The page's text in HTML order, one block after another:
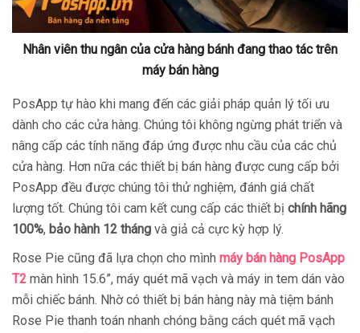
Nhân viên thu ngân của cửa hàng bánh đang thao tác trên
máy bán hàng
PosApp tự hào khi mang đến các giải pháp quản lý tối ưu
dành cho các cửa hàng. Chúng tôi không ngừng phát triển và
nâng cấp các tính năng đáp ứng được nhu cầu của các chủ
cửa hàng. Hơn nữa các thiết bị bán hàng được cung cấp bởi
PosApp đều được chúng tôi thử nghiệm, đánh giá chất
lượng tốt. Chúng tôi cam kết cung cấp các thiết bị chính hãng
100%, bảo hành 12 tháng và giả cả cực kỳ hợp lý.
Rose Pie cũng đã lựa chọn cho mình máy bán hàng PosApp
T2 màn hình 15.6”, máy quét mã vạch và máy in tem dán vào
mỗi chiếc bánh. Nhờ có thiết bị bán hàng này mà tiệm bánh
Rose Pie thanh toán nhanh chóng bằng cách quét mã vạch